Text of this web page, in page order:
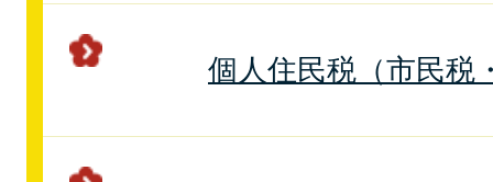
個人住民税（市民税